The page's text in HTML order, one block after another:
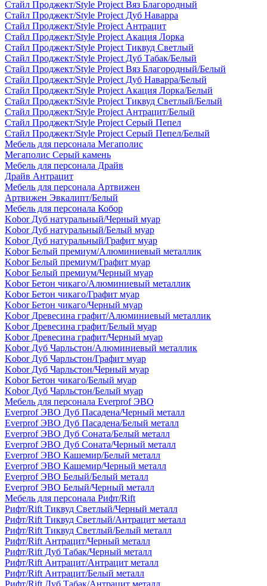
Стайл Проджект/Style Project Вяз Благородный
Стайл Проджект/Style Project Дуб Наварра
Стайл Проджект/Style Project Антрацит
Стайл Проджект/Style Project Акация Лорка
Стайл Проджект/Style Project Тиквуд Светлый
Стайл Проджект/Style Project Дуб Табак/Белый
Стайл Проджект/Style Project Вяз Благородный/Белый
Стайл Проджект/Style Project Дуб Наварра/Белый
Стайл Проджект/Style Project Акация Лорка/Белый
Стайл Проджект/Style Project Тиквуд Светлый/Белый
Стайл Проджект/Style Project Антрацит/Белый
Стайл Проджект/Style Project Серый Пепел
Стайл Проджект/Style Project Серый Пепел/Белый
Мебель для персонала Мегаполис
Мегаполис Серый камень
Мебель для персонала Драйв
Драйв Антрацит
Мебель для персонала Артвижен
Артвижен Эвкалипт/Белый
Мебель для персонала Кобор
Kobor Дуб натуральный/Черный муар
Kobor Дуб натуральный/Белый муар
Kobor Дуб натуральный/Графит муар
Kobor Белый премиум/Алюминиевый металлик
Kobor Белый премиум/Графит муар
Kobor Белый премиум/Черный муар
Kobor Бетон чикаго/Алюминиевый металлик
Kobor Бетон чикаго/Графит муар
Kobor Бетон чикаго/Черный муар
Kobor Древесина графит/Алюминиевый металлик
Kobor Древесина графит/Белый муар
Kobor Древесина графит/Черный муар
Kobor Дуб Чарльстон/Алюминиевый металлик
Kobor Дуб Чарльстон/Графит муар
Kobor Дуб Чарльстон/Черный муар
Kobor Бетон чикаго/Белый муар
Kobor Дуб Чарльстон/Белый муар
Мебель для персонала Everprof ЭВО
Everprof ЭВО Дуб Пасадена/Черный металл
Everprof ЭВО Дуб Пасадена/Белый металл
Everprof ЭВО Дуб Соната/Белый металл
Everprof ЭВО Дуб Соната/Черный металл
Everprof ЭВО Кашемир/Белый металл
Everprof ЭВО Кашемир/Черный металл
Everprof ЭВО Белый/Белый металл
Everprof ЭВО Белый/Черный металл
Мебель для персонала Рифт/Rift
Рифт/Rift Тиквуд Светлый/Черный металл
Рифт/Rift Тиквуд Светлый/Антрацит металл
Рифт/Rift Тиквуд Светлый/Белый металл
Рифт/Rift Антрацит/Черный металл
Рифт/Rift Дуб Табак/Черный металл
Рифт/Rift Антрацит/Антрацит металл
Рифт/Rift Антрацит/Белый металл
Рифт/Rift Дуб Табак/Антрацит металл